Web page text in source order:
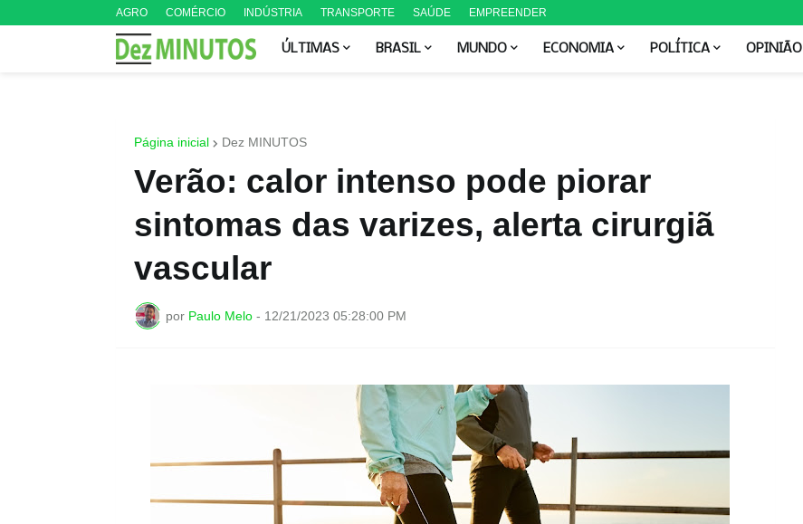
AGRO COMÉRCIO INDÚSTRIA TRANSPORTE SAÚDE EMPREENDER
ÚLTIMAS BRASIL MUNDO ECONOMIA POLÍTICA OPINIÃO
Página inicial Dez MINUTOS
Verão: calor intenso pode piorar
sintomas das varizes, alerta cirurgiã
vascular
por Paulo Melo - 12/21/2023 05:28:00 PM